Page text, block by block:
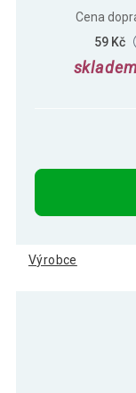
Cena
59 Kč
Výrobce